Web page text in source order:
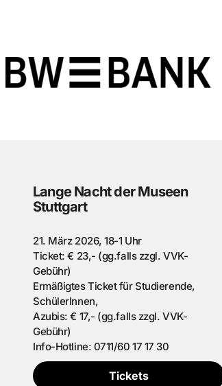
Lange Nacht der Museen
Stuttgart
21. März 2026, 18-1 Uhr
Ticket: € 23,- (gg.falls zzgl. VVK-
Gebühr)
Ermäßigtes Ticket für Studierende,
SchülerInnen,
Azubis: € 17,- (gg.falls zzgl. VVK-
Gebühr)
Info-Hotline: 0711/60 17 17 30
Tickets